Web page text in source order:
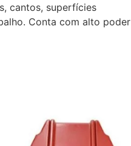
cantos, superfícies
Conta com alto poder